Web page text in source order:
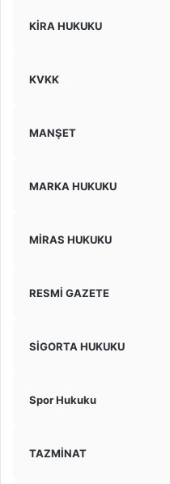
KİRA HUKUKU
KVKK
MANŞET
MARKA HUKUKU
MİRAS HUKUKU
RESMİ GAZETE
SİGORTA HUKUKU
Spor Hukuku
TAZMİNAT